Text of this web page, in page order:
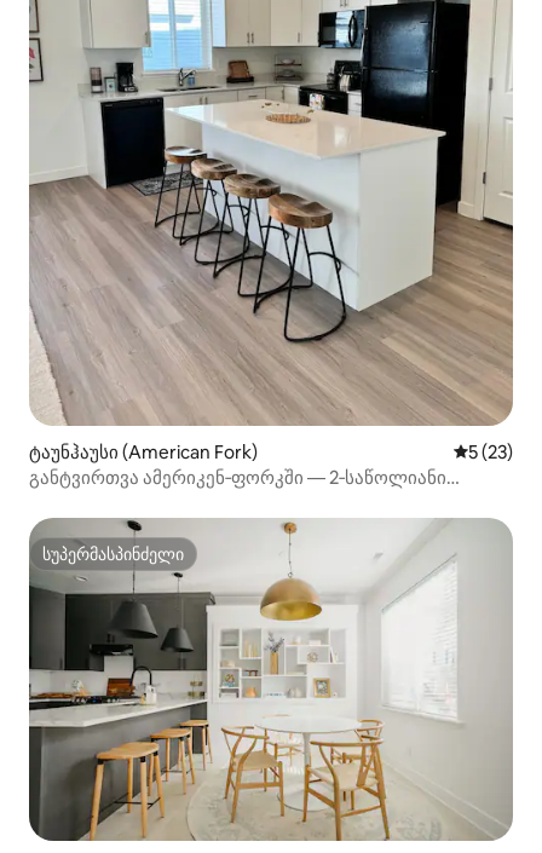
ტაუნჰაუსი (American Fork) საშუალო
5 (23)
განტვირთვა ამერიკენ‑ფორკში — 2‑საწოლიანი
სუპერმასპინძელი
სუპერმასპინძელი